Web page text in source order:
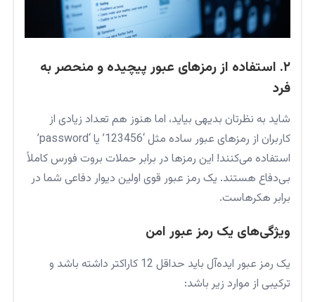
۲. استفاده از رمزهای عبور پیچیده و منحصر به
فرد
شاید به نظرتان بدیهی بیاید، اما هنوز هم تعداد زیادی از
کاربران از رمزهای عبور ساده مثل ‘123456’ یا ‘password’
استفاده می‌کنند! این رمزها در برابر حملات بروت فورس کاملاً
بی‌دفاع هستند. یک رمز عبور قوی اولین دیوار دفاعی شما در
برابر هکرهاست.
ویژگی‌های یک رمز عبور امن
یک رمز عبور ایده‌آل باید حداقل 12 کاراکتر داشته باشد و
ترکیبی از موارد زیر باشد: